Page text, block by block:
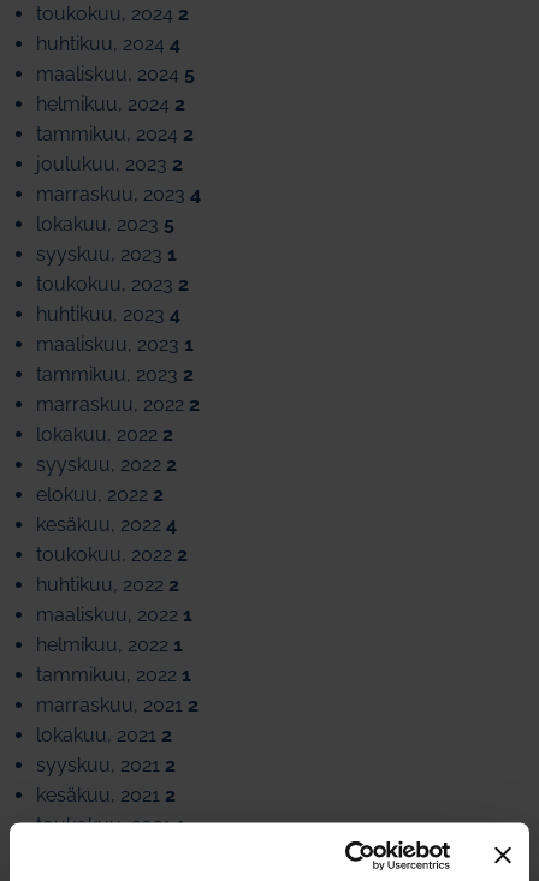
toukokuu, 2024 2
huhtikuu, 2024 4
maaliskuu, 2024 5
helmikuu, 2024 2
tammikuu, 2024 2
joulukuu, 2023 2
marraskuu, 2023 4
lokakuu, 2023 5
syyskuu, 2023 1
toukokuu, 2023 2
huhtikuu, 2023 4
maaliskuu, 2023 1
tammikuu, 2023 2
marraskuu, 2022 2
lokakuu, 2022 2
syyskuu, 2022 2
elokuu, 2022 2
kesäkuu, 2022 4
toukokuu, 2022 2
huhtikuu, 2022 2
maaliskuu, 2022 1
helmikuu, 2022 1
tammikuu, 2022 1
marraskuu, 2021 2
lokakuu, 2021 2
syyskuu, 2021 2
kesäkuu, 2021 2
toukokuu, 20211